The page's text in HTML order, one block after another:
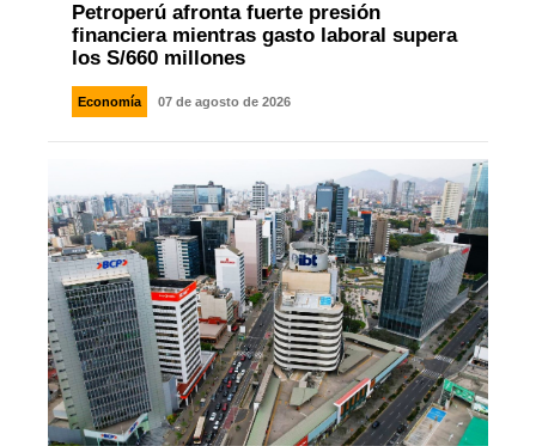
Petroperú afronta fuerte presión
financiera mientras gasto laboral supera
los S/660 millones
Economía 07 de agosto de 2026